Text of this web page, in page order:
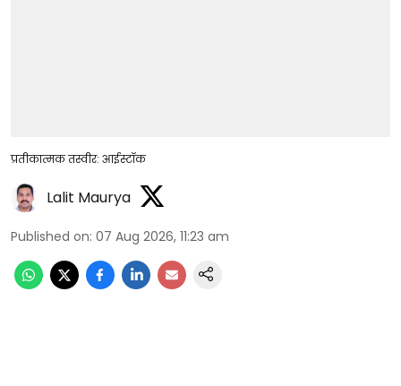
प्रतीकात्मक तस्वीर: आईस्टॉक
Lalit Maurya
Published on: 07 Aug 2026, 11:23 am